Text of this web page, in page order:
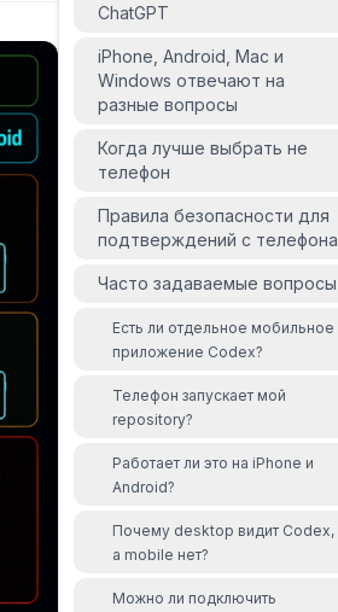
ChatGPT
iPhone, Android, Mac и
Windows отвечают на
разные вопросы
Когда лучше выбрать не
телефон
Правила безопасности для
подтверждений с телефона
Часто задаваемые вопросы
Есть ли отдельное мобильное
приложение Codex?
Телефон запускает мой
repository?
Работает ли это на iPhone и
Android?
Почему desktop видит Codex,
а mobile нет?
Можно ли подключить